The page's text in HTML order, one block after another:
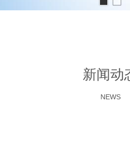
新闻动
NEWS